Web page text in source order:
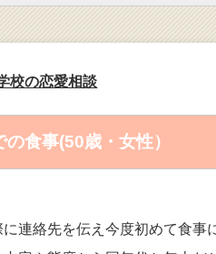
校の恋愛相談
食事(50歳・女性）
連絡先を伝え今度初めて食